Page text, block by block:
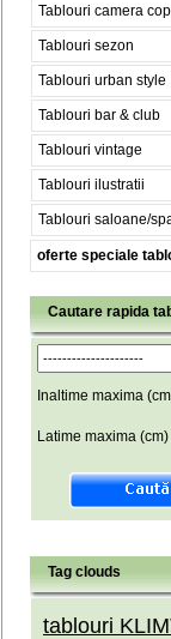
Tablouri camera
Tablouri sezon
Tablouri urban style
Tablouri bar & club
Tablouri vintage
Tablouri ilustratii
Tablouri saloane/
oferte speciale
Cautare rapida
Inaltime maxima
Latime maxima (cm)
Tag clouds
tablouri